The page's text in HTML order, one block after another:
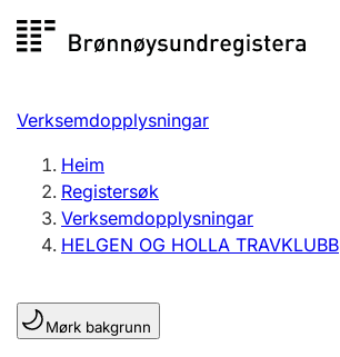
til
Registersøk
Aksjeselskap
Enkeltpersonføretak
Registrere, endre, slette
Lag og foreining
Verksemdopplysningar
Heim
Registersøk
Verksemdopplysningar
HELGEN OG HOLLA TRAVKLUBB
Mørk bakgrunn